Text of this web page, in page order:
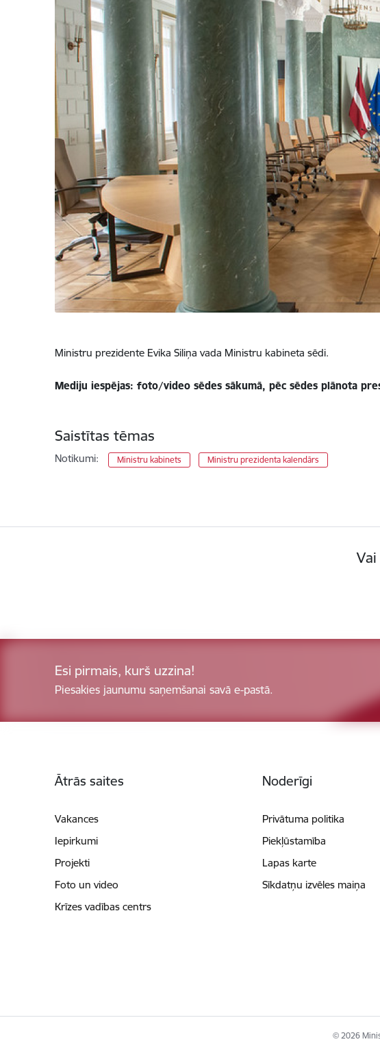
Ministru prezidente Evika Siliņa vada Ministru kabineta sēdi.
Mediju iespējas: foto/video sēdes sākumā, pēc sēdes plānota
Saistītas tēmas
Notikumi: Ministru kabinets Ministru prezidenta kalendārs
Esi pirmais, kurš uzzina!
Piesakies jaunumu saņemšanai savā e-pastā.
Ātrās saites
Vakances
Iepirkumi
Projekti
Foto un video
Krīzes vadības centrs
Noderīgi
Privātuma politika
Piekļūstamība
Lapas karte
Sīkdatņu izvēles maiņa
© 2026